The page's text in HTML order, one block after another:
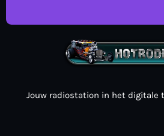
Jouw radiostation in het digitale